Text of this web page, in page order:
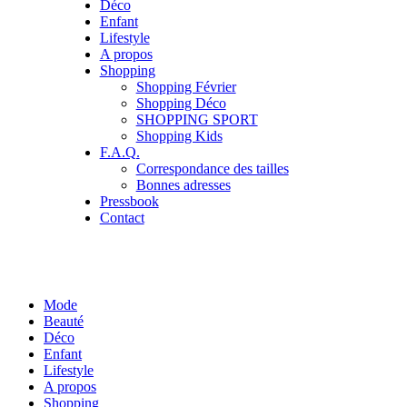
Déco
Enfant
Lifestyle
A propos
Shopping
Shopping Février
Shopping Déco
SHOPPING SPORT
Shopping Kids
F.A.Q.
Correspondance des tailles
Bonnes adresses
Pressbook
Contact
Mode
Beauté
Déco
Enfant
Lifestyle
A propos
Shopping